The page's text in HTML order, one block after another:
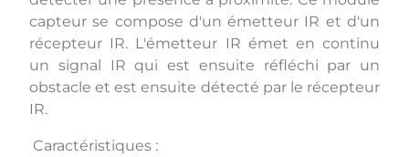
capteur se compose d'un émetteur IR et d'un
récepteur IR. L'émetteur IR émet en continu
un signal IR qui est ensuite réfléchi par un
obstacle et est ensuite détecté par le récepteur
IR.
Caractéristiques :